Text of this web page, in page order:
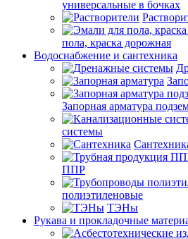
универсальные в бочках
пола, краска дорожная
Водоснабжение и сантехника
Запорная арматура
системы
ППР
полиэтиленовые
ТЭНы
Рукава и прокладочные